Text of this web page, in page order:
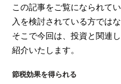
この記事をご覧になられて
入を検討されている方では
そこで今回は、投資と関連
紹介いたします。
節税効果を得られる